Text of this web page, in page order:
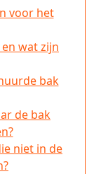
voor het
wat zijn
bak
de bak
niet in de